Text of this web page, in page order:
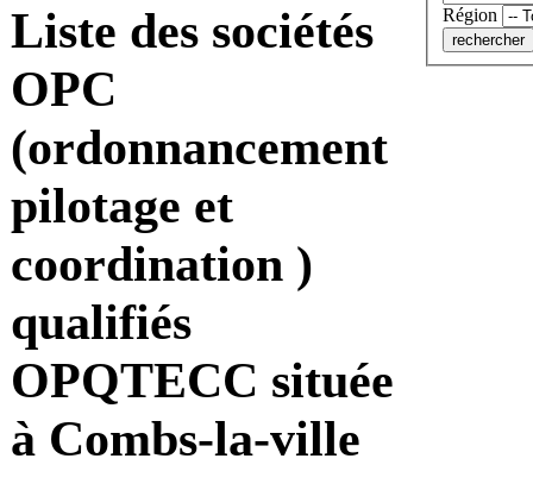
Liste des sociétés
OPC
(ordonnancement
pilotage et
coordination )
qualifiés
OPQTECC située
à Combs-la-ville
Région